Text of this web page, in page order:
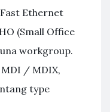
Ethernet
(Small Office
workgroup.
MDI / MDIX,
type